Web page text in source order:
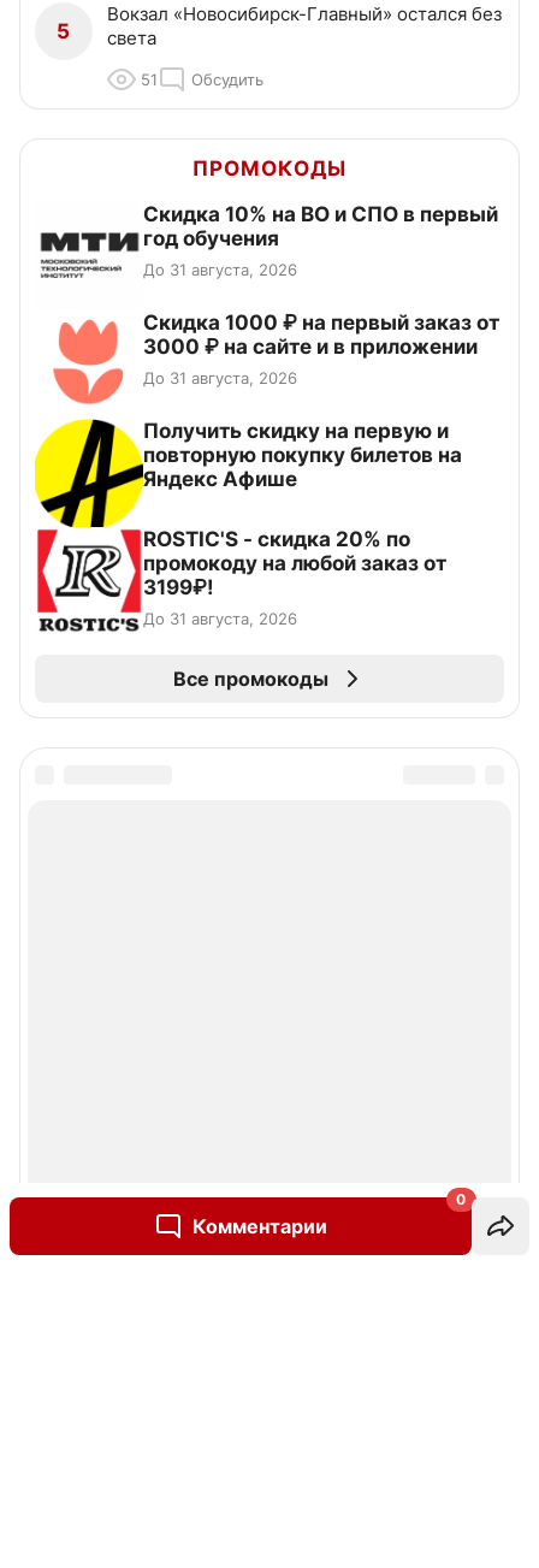
Комментарии
0
5
Вокзал «Новосибирск-Главный» остался без
света
51 Обсудить
ПРОМОКОДЫ
Скидка 10% на ВО и СПО в первый
год обучения
До 31 августа, 2026
Скидка 1000 ₽ на первый заказ от
3000 ₽ на сайте и в приложении
До 31 августа, 2026
Получить скидку на первую и
повторную покупку билетов на
Яндекс Афише
ROSTIC'S - скидка 20% по
промокоду на любой заказ от
3199₽!
До 31 августа, 2026
Все промокоды